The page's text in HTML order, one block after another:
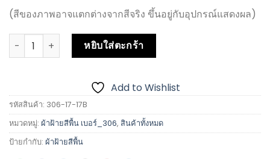
(สีของภาพอาจแตกต่างจากสีจริง ขึ้นอยู่กับอุปกรณ์แสดงผล)
หยิบใส่ตะกร้า
Add to Wishlist
รหัสสินค้า: 306-17-17B
หมวดหมู่: ผ้าฝ้ายสีพื้น เบอร์_306, สินค้าทั้งหมด
ป้ายกำกับ: ผ้าฝ้ายสีพื้น